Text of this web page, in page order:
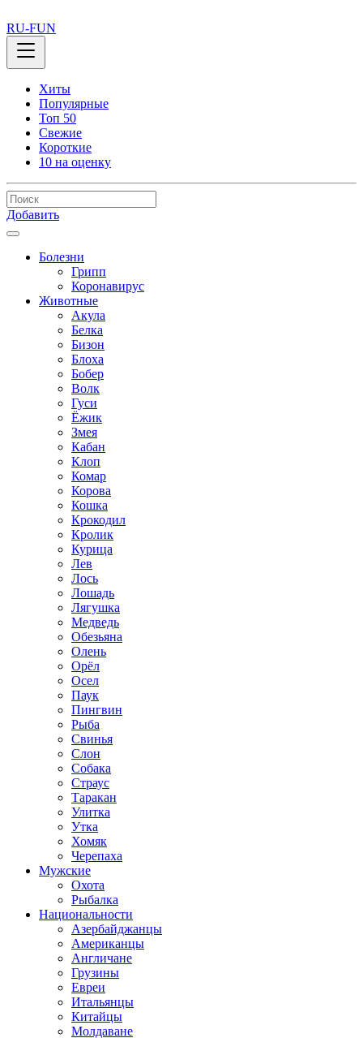
RU-FUN
Хиты
Популярные
Топ 50
Свежие
Короткие
10 на оценку
Добавить
Болезни
Грипп
Коронавирус
Животные
Акула
Белка
Бизон
Блоха
Бобер
Волк
Гуси
Ёжик
Змея
Кабан
Клоп
Комар
Корова
Кошка
Крокодил
Кролик
Курица
Лев
Лось
Лошадь
Лягушка
Медведь
Обезьяна
Олень
Орёл
Осел
Паук
Пингвин
Рыба
Свинья
Слон
Собака
Страус
Таракан
Улитка
Утка
Хомяк
Черепаха
Мужские
Охота
Рыбалка
Национальности
Азербайджанцы
Американцы
Англичане
Грузины
Евреи
Итальянцы
Китайцы
Молдаване